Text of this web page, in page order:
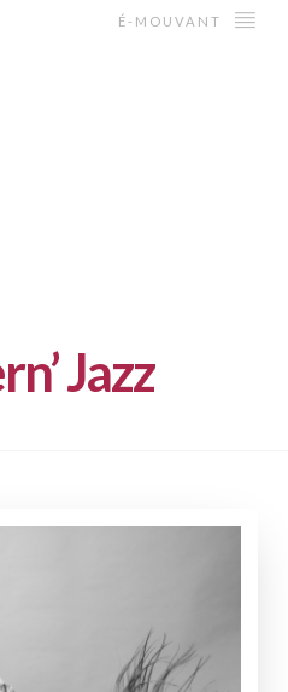
É-MOUVANT
Jazz